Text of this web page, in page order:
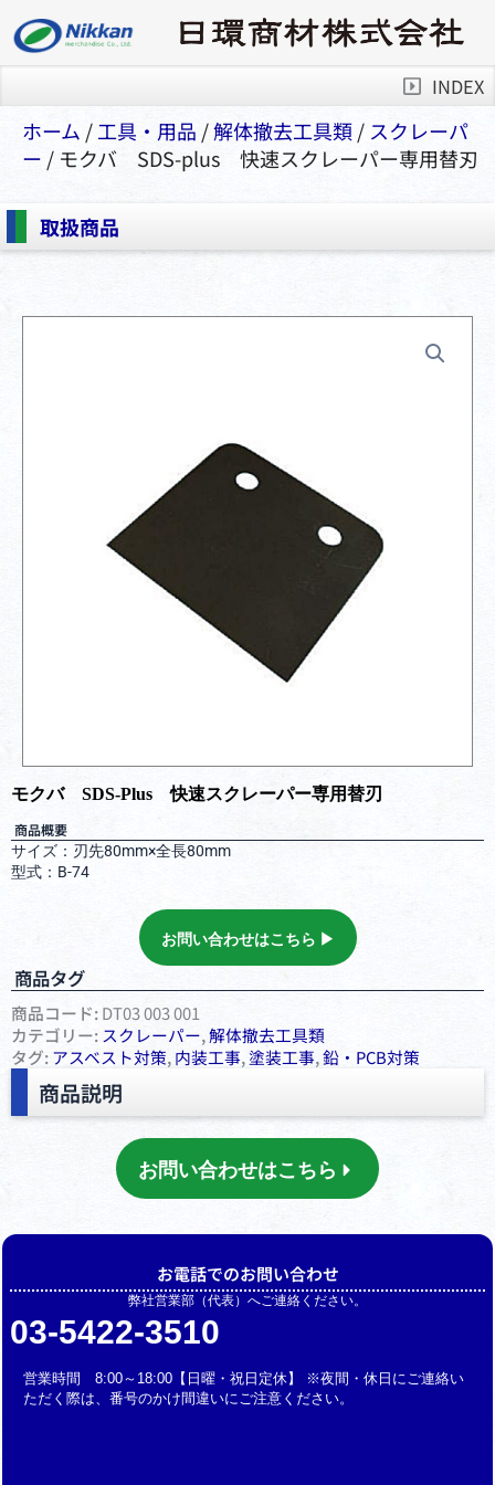
INDEX
ホーム /⼯具・⽤品 /解体撤去工具類/ スクレーパ
ー / モクバ SDS-plus 快速スクレーパー専用替刃
取扱商品
モクバ SDS-Plus 快速スクレーパー専用替刃
商品概要
サイズ：刃先80mm×全長80mm
型式：B-74
お問い合わせはこちら ▶︎
商品タグ
商品コード:DT03 003 001
カテゴリー: スクレーパー,解体撤去工具類
タグ:アスベスト対策,内装工事,塗装工事,鉛・PCB対策
商品説明
お問い合わせはこちら
お電話でのお問い合わせ
弊社営業部（代表）へご連絡ください。
03-5422-3510
営業時間 8:00～18:00【日曜・祝日定休】 ※夜間・休日にご連絡い
ただく際は、番号のかけ間違いにご注意ください。